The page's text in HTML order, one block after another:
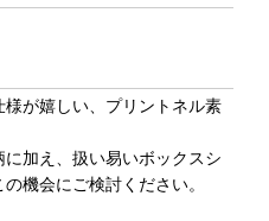
が嬉しい、プリントネル素
加え、扱い易いボックスシ
機会にご検討ください。